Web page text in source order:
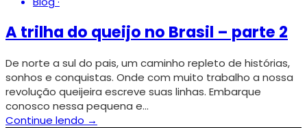
A trilha do queijo no Brasil – parte 2
De norte a sul do pais, um caminho repleto de histórias,
sonhos e conquistas. Onde com muito trabalho a nossa
revolução queijeira escreve suas linhas. Embarque
conosco nessa pequena e…
Continue lendo →